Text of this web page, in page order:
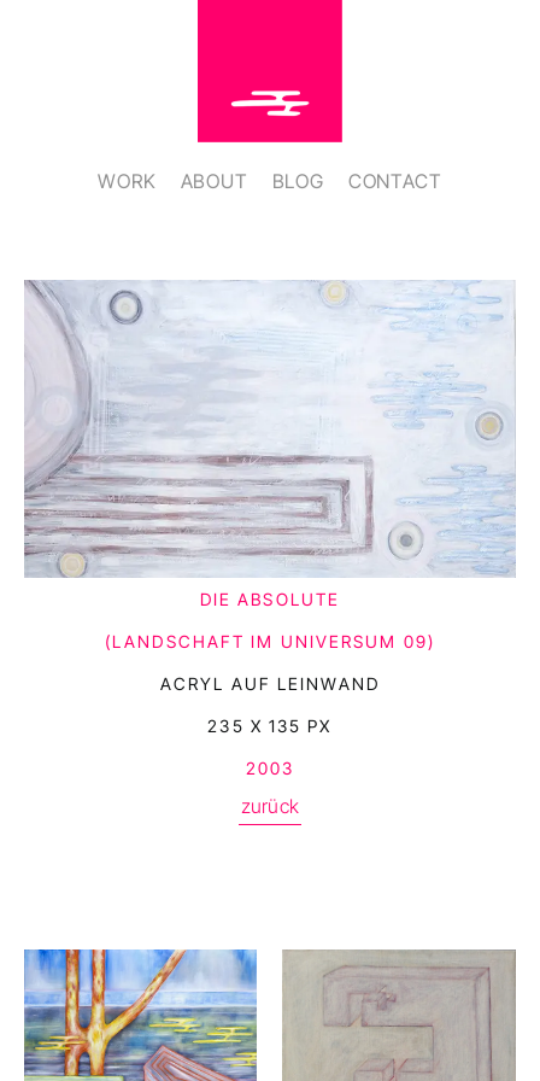
WORK ABOUT BLOG CONTACT
DIE ABSOLUTE
(LANDSCHAFT IM UNIVERSUM 09)
ACRYL AUF LEINWAND
235 X 135 PX
2003
zurück